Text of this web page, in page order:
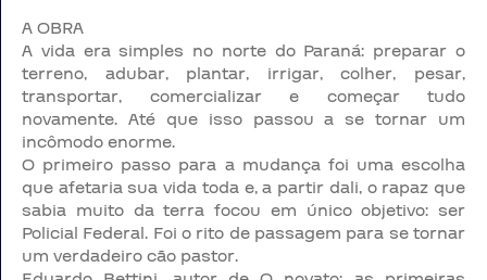
A OBRA
A vida era simples no norte do Paraná: preparar o
terreno, adubar, plantar, irrigar, colher, pesar,
transportar, comercializar e começar tudo
novamente. Até que isso passou a se tornar um
incômodo enorme.
O primeiro passo para a mudança foi uma escolha
que afetaria sua vida toda e, a partir dali, o rapaz que
sabia muito da terra focou em único objetivo: ser
Policial Federal. Foi o rito de passagem para se tornar
um verdadeiro cão pastor.